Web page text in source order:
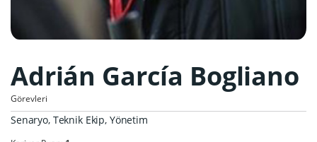
Adrián García Bogliano
Görevleri
Senaryo, Teknik Ekip, Yönetim